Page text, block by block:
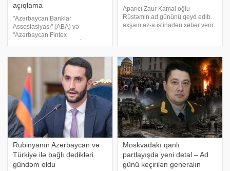
açıqlama
"Azərbaycan Banklar
Assosiasiyası" (ABA) və
"Azərbaycan Fintex
təşkilatlarının xidmətlərindən sui-
istifadə risklərinin
minimallaşdırılmas
Aparıcı Zaur Kamal oğlu
Rüstəmin ad gününü qeyd edib.
axşam.az-a istinadən xəbər verir
qeyd edib. Daha sonra isə Zaur
ailəsi il
Rubinyanın Azərbaycan və
Türkiyə ilə bağlı dedikləri
gündəm oldu
Moskvadakı qanlı
partlayışda yeni detal – Ad
günü keçirilən generalın